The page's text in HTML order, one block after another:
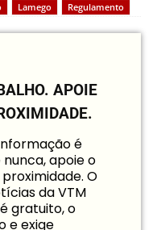
Lamego Regulamento
APOIE
é
apoie o
O
da VTM
gratuito, o
e exige